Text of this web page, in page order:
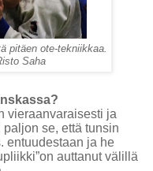
pitäen ote-tekniikkaa.
Saha
vieraanvaraisesti ja
se, että tunsin
entuudestaan ja he
auttanut välillä